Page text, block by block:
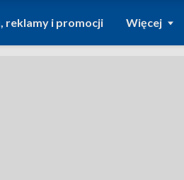
reklamy i promocji Więcej